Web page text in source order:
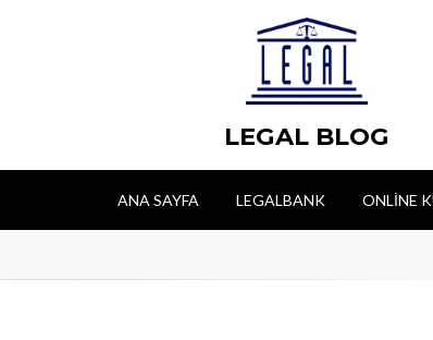
LEGAL BLOG
ANA SAYFA LEGALBANK ONLINE